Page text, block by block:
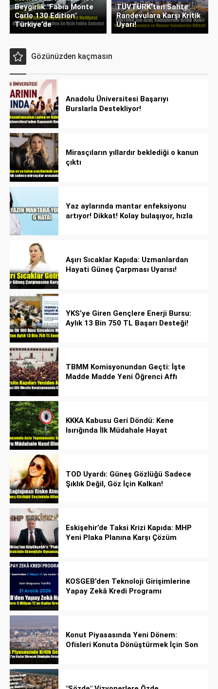
Beygirlik "Fabia Monte
Carlo 130 Edition"
Türkiye’de
TÜVTÜRK’ten Sahte
Randevulara Karşı Kritik
Uyarı!
Gözünüzden kaçmasın
Anadolu Üniversitesi Başarıyı
Burslarla Destekliyor!
Mirasçıların yıllardır beklediği o kanun
çıktı
Yaz aylarında mantar enfeksiyonu
artıyor! Dikkat! Kolay bulaşıyor, hızla
Aşırı Sıcaklar Kapıda: Uzmanlardan
Hayati Güneş Çarpması Uyarısı!
YKS’ye Giren Gençlere Enerji Bursu:
Aylık 13 Bin 750 TL Başarı Desteği!
TBMM Komisyonundan Geçti: İşte
Madde Madde Yeni Öğrenci Affı
KKKA Kabusu Geri Döndü: Kene
Isırığında İlk Müdahale Hayat
TOD Uyardı: Güneş Gözlüğü Sadece
Şıklık Değil, Göz İçin Kalkan!
Eskişehir’de Taksi Krizi Kapıda: MHP
Yeni Plaka Planına Karşı Çözüm
KOSGEB’den Teknoloji Girişimlerine
Yapay Zekâ Kredi Programı
Konut Piyasasında Yeni Dönem:
Ofisleri Konuta Dönüştürmek İçin Son